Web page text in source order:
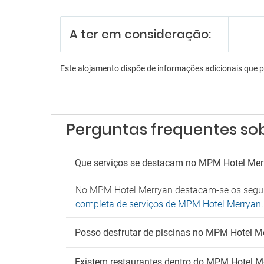
A ter em consideração:
Este alojamento dispõe de informações adicionais que
Perguntas frequentes
Que serviços se destacam no MPM Hotel
No MPM Hotel Merryan destacam-se os
completa de serviços de MPM Hotel Merryan.
Posso desfrutar de piscinas no MPM Hotel